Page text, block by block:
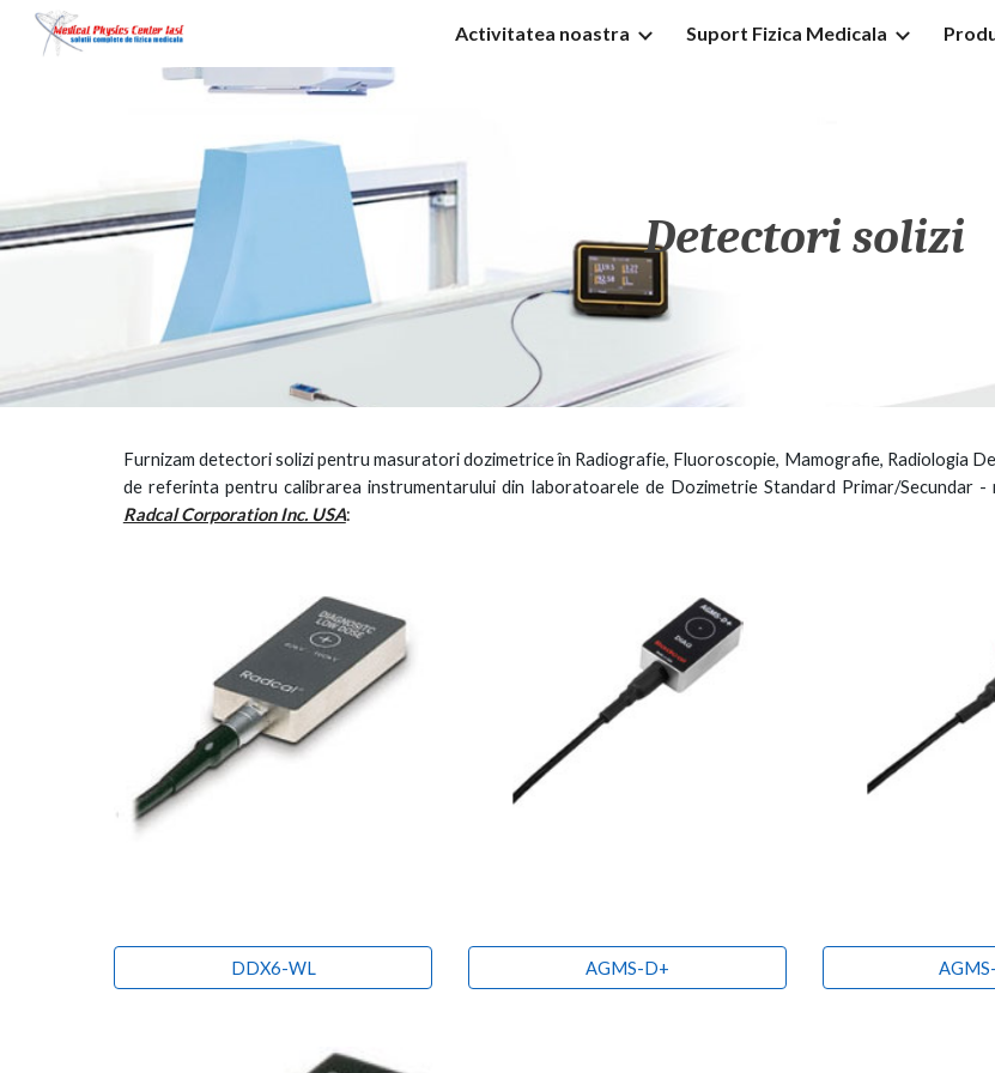
Skip to main content Skip
Activitatea noastra Suport Fizica Medicala
Detectori solizi
Furnizam detectori solizi pentru masuratori dozimetrice în Radiografie, Fluoroscopie, Mamografie, Radiologia
de referinta pentru calibrarea instrumentarului din laboratoarelede Dozimetrie Standard Primar/Secundar -
Radcal Corporation Inc. USA:
DDX6-WL AGMS-D+